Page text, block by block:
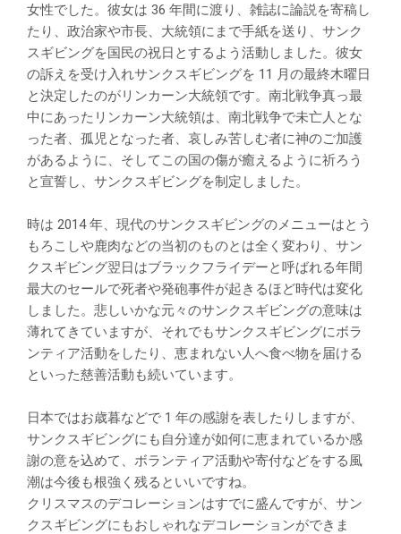
女性でした。彼女は 36 年間に渡り、雑誌に論説を寄稿し
たり、政治家や市長、大統領にまで手紙を送り、サンク
スギビングを国民の祝日とするよう活動しました。彼女
の訴えを受け入れサンクスギビングを 11 月の最終木曜日
と決定したのがリンカーン大統領です。南北戦争真っ最
中にあったリンカーン大統領は、南北戦争で未亡人とな
った者、孤児となった者、哀しみ苦しむ者に神のご加護
があるように、そしてこの国の傷が癒えるように祈ろう
と宣誓し、サンクスギビングを制定しました。
時は 2014 年、現代のサンクスギビングのメニューはとう
もろこしや鹿肉などの当初のものとは全く変わり、サン
クスギビング翌日はブラックフライデーと呼ばれる年間
最大のセールで死者や発砲事件が起きるほど時代は変化
しました。悲しいかな元々のサンクスギビングの意味は
薄れてきていますが、それでもサンクスギビングにボラ
ンティア活動をしたり、恵まれない人へ食べ物を届ける
といった慈善活動も続いています。
日本ではお歳暮などで 1 年の感謝を表したりしますが、
サンクスギビングにも自分達が如何に恵まれているか感
謝の意を込めて、ボランティア活動や寄付などをする風
潮は今後も根強く残るといいですね。
クリスマスのデコレーションはすでに盛んですが、サン
クスギビングにもおしゃれなデコレーションができま